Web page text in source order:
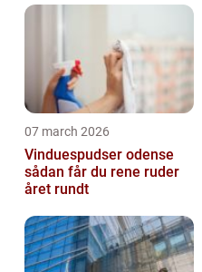
07 march 2026
Vinduespudser odense
sådan får du rene ruder
året rundt